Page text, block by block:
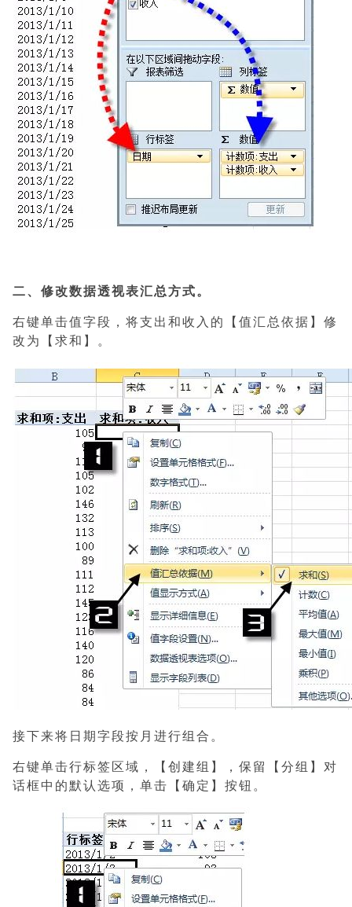
二、修改数据透视表汇总方式。
右键单击值字段，将支出和收入的【值汇总依据】修
改为【求和】。
接下来将日期字段按月进行组合。
右键单击行标签区域，【创建组】，保留【分组】对
话框中的默认选项，单击【确定】按钮。